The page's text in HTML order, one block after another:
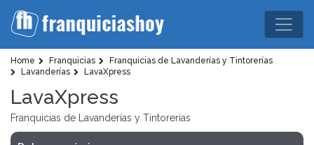
Home Franquicias
Franquicias de Lavanderías y Tintorerías
Lavanderías
LavaXpress
LavaXpress
Franquicias de Lavanderías y Tintorerías